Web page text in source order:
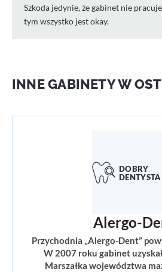
Szkoda jedynie, że gabinet nie
tym wszystko jest okay.
INNE GABINETY W
Alergo-
Przychodnia „Alergo-Dent”
W 2007 roku gabinet
Marszałka województwa